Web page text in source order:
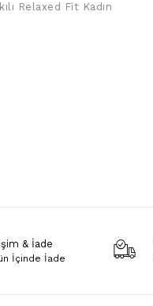
EKLE
Relaxed Fit Kadın
& İade
İçinde İade